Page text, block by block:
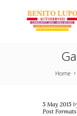
Home
5 May 2015
Post Formats